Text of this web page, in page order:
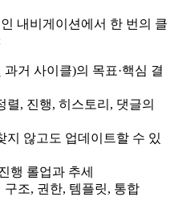
내비게이션에서 한 번의 클
거 사이클)의 목표·핵심 결
렬, 진행, 히스토리, 댓글의
지 않고도 업데이트할 수 있
행 롤업과 추세
구조, 권한, 템플릿, 통합